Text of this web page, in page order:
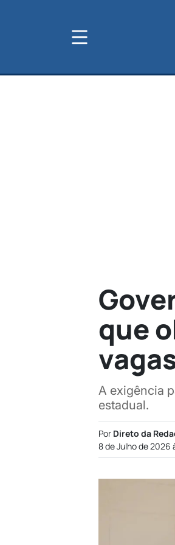
que
A exigência
estadual.
Por Direto da
8 de Julho de 2026